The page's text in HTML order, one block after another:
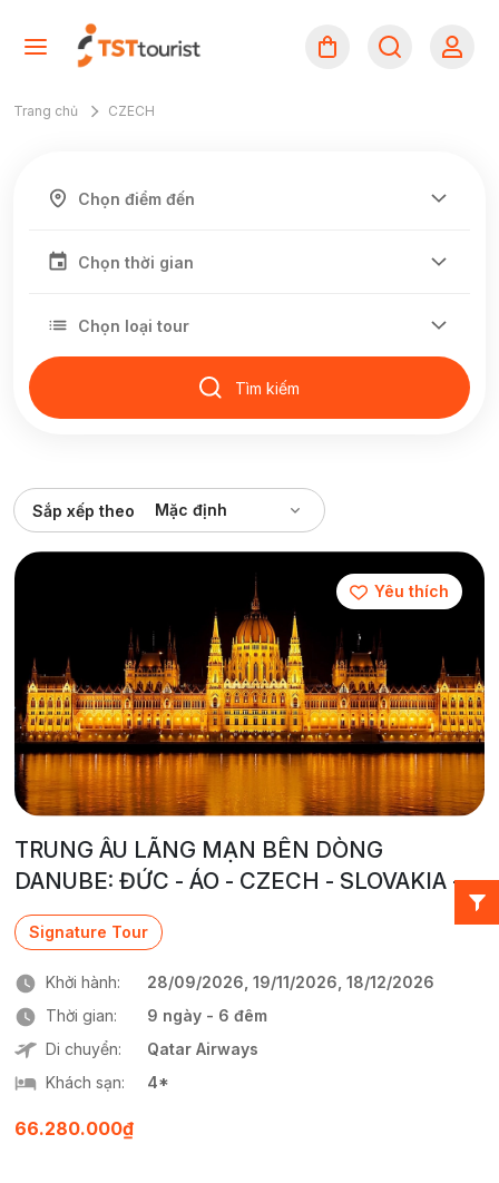
Trang chủ CZECH
Tìm kiếm
Sắp xếp theo Mặc định
Yêu thích
TRUNG ÂU LÃNG MẠN BÊN DÒNG
DANUBE: ĐỨC - ÁO - CZECH - SLOVAKIA -
HUNGARY
Signature Tour
Khởi hành:
28/09/2026, 19/11/2026, 18/12/2026
Thời gian:
9 ngày - 6 đêm
Di chuyển:
Qatar Airways
Khách sạn:
4*
66.280.000₫